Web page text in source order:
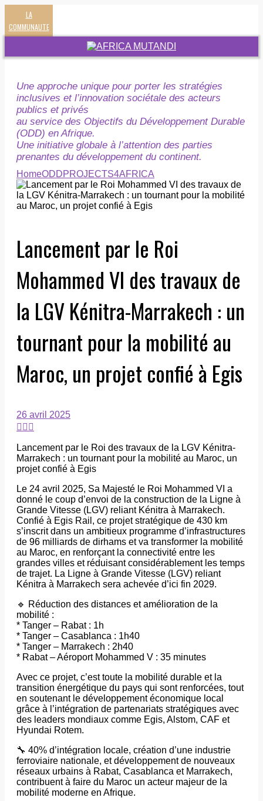
LA
COMMUNAUTE
Une approche unique pour porter les stratégies
inclusives et l’innovation sociétale des acteurs
publics et privés
au service des Objectifs du Développement Durable
(ODD) en Afrique.
Une initiative globale à l’attention des parties
prenantes du développement du continent.
HomeODDPROJECTS4AFRICA
Lancement par le Roi
Mohammed VI des travaux de
la LGV Kénitra-Marrakech : un
tournant pour la mobilité au
Maroc, un projet confié à Egis
26 avril 2025
Lancement par le Roi des travaux de la LGV Kénitra-
Marrakech : un tournant pour la mobilité au Maroc, un
projet confié à Egis
Le 24 avril 2025, Sa Majesté le Roi Mohammed VI a
donné le coup d’envoi de la construction de la Ligne à
Grande Vitesse (LGV) reliant Kénitra à Marrakech.
Confié à Egis Rail, ce projet stratégique de 430 km
s’inscrit dans un ambitieux programme d’infrastructures
de 96 milliards de dirhams et va transformer la mobilité
au Maroc, en renforçant la connectivité entre les
grandes villes et réduisant considérablement les temps
de trajet. La Ligne à Grande Vitesse (LGV) reliant
Kénitra à Marrakech sera achevée d’ici fin 2029.
🔹 Réduction des distances et amélioration de la
mobilité :
* Tanger – Rabat : 1h
* Tanger – Casablanca : 1h40
* Tanger – Marrakech : 2h40
* Rabat – Aéroport Mohammed V : 35 minutes
Avec ce projet, c’est toute la mobilité durable et la
transition énergétique du pays qui sont renforcées, tout
en soutenant le développement économique local
grâce à l’intégration de partenariats stratégiques avec
des leaders mondiaux comme Egis, Alstom, CAF et
Hyundai Rotem.
🔧 40% d’intégration locale, création d’une industrie
ferroviaire nationale, et développement de nouveaux
réseaux urbains à Rabat, Casablanca et Marrakech,
contribuent à faire du Maroc un acteur majeur de la
mobilité moderne en Afrique.